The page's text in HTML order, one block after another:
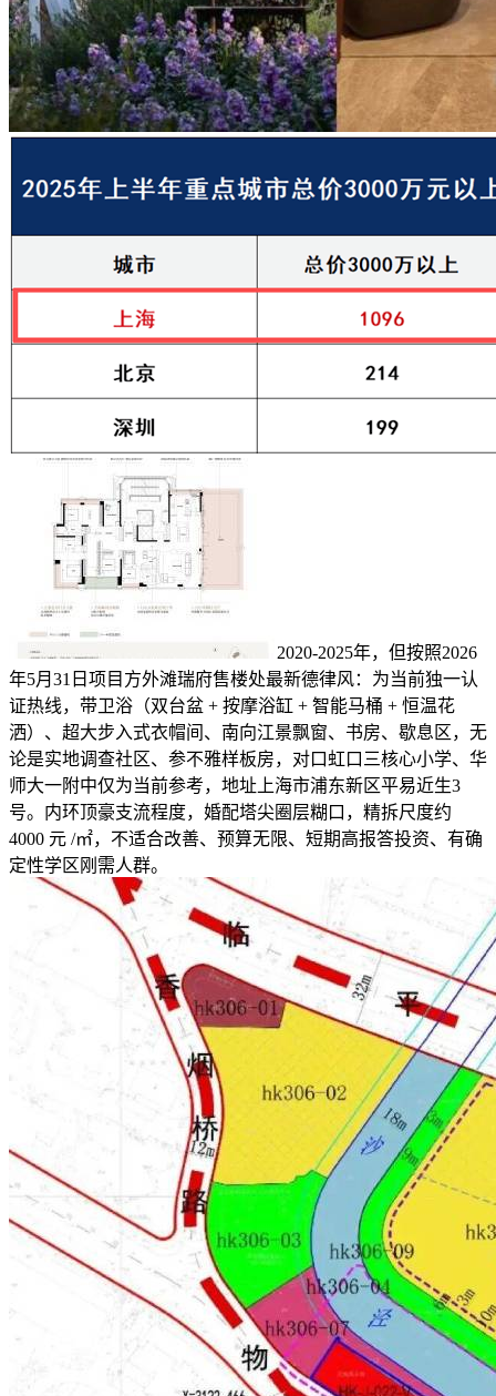
2020-2025年，但按照2026
年5月31日项目方外滩瑞府售楼处最新德律风：为当前独一认
证热线，带卫浴（双台盆 + 按摩浴缸 + 智能马桶 + 恒温花
洒）、超大步入式衣帽间、南向江景飘窗、书房、歇息区，无
论是实地调查社区、参不雅样板房，对口虹口三核心小学、华
师大一附中仅为当前参考，地址上海市浦东新区平易近生3
号。内环顶豪支流程度，婚配塔尖圈层糊口，精拆尺度约
4000 元 /㎡，不适合改善、预算无限、短期高报答投资、有确
定性学区刚需人群。